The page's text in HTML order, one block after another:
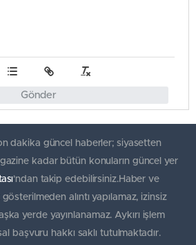
Gönder
dakika güncel haberler; siyasetten
kadar bütün konuların güncel yer
'ndan takip edebilirsiniz.Haber ve
alıntı yapılamaz, izinsiz
yerde yayınlanamaz. Aykırı işlem
başvuru hakkı saklı tutulmaktadır.